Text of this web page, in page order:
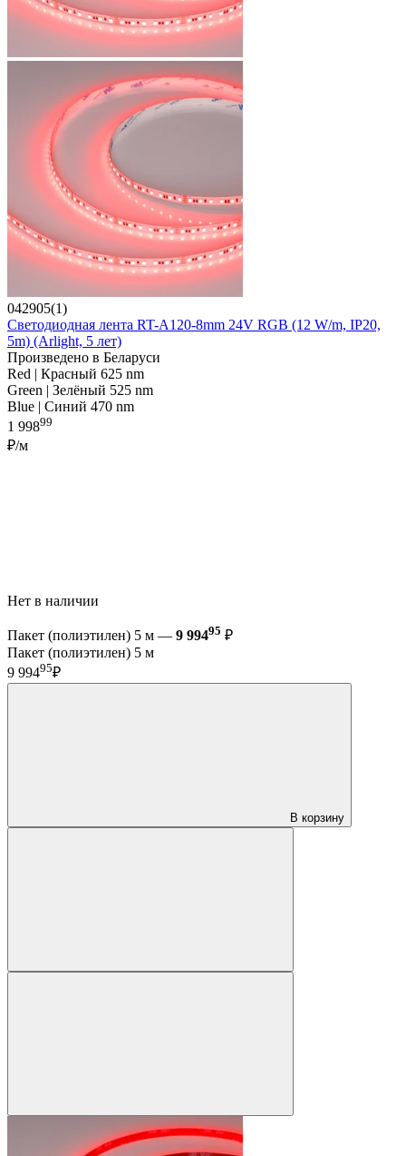
042905(1)
Светодиодная лента RT-A120-8mm 24V RGB (12 W/m, IP20,
5m) (Arlight, 5 лет)
Произведено в Беларуси
Red | Красный 625 nm
Green | Зелёный 525 nm
Blue | Синий 470 nm
1 99899
₽/м
Нет в наличии
Пакет (полиэтилен) 5 м — 9 99495 ₽
Пакет (полиэтилен) 5 м
9 99495₽
В корзину